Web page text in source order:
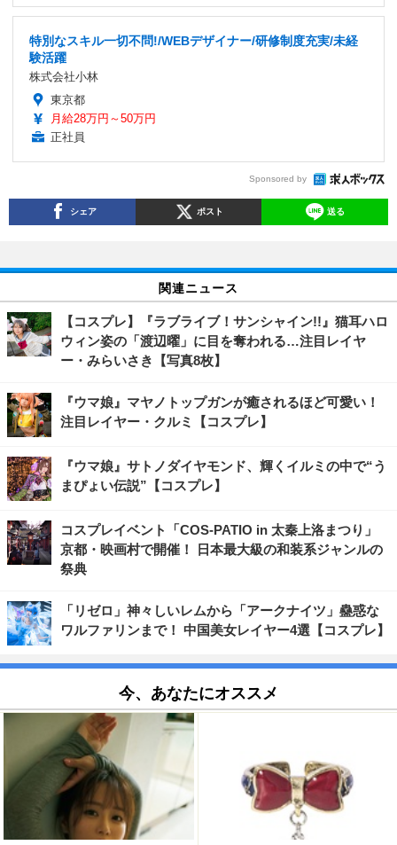
特別なスキル一切不問!/WEBデザイナー/研修制度充実/未経
験活躍
株式会社小林
東京都
月給28万円～50万円
正社員
Sponsored by
シェア ポスト 送る
関連ニュース
【コスプレ】『ラブライブ！サンシャイン!!』猫耳ハロ
ウィン姿の「渡辺曜」に目を奪われる…注目レイヤ
ー・みらいさき【写真8枚】
『ウマ娘』マヤノトップガンが癒されるほど可愛い！
注目レイヤー・クルミ【コスプレ】
『ウマ娘』サトノダイヤモンド、輝くイルミの中で“う
まぴょい伝説”【コスプレ】
コスプレイベント「COS-PATIO in 太秦上洛まつり」
京都・映画村で開催！ 日本最大級の和装系ジャンルの
祭典
「リゼロ」神々しいレムから「アークナイツ」蠱惑な
ワルファリンまで！ 中国美女レイヤー4選【コスプレ】
今、あなたにオススメ